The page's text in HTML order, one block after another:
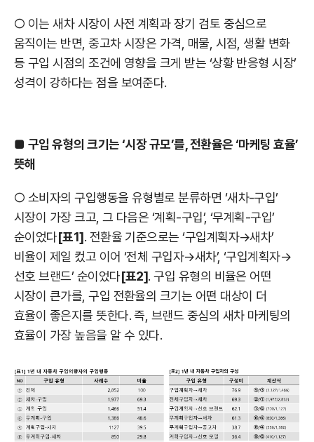
○ 이는 새차 시장이 사전 계획과 장기 검토 중심으로
움직이는 반면, 중고차 시장은 가격, 매물, 시점, 생활 변화
등 구입 시점의 조건에 영향을 크게 받는 ‘상황 반응형 시장’
성격이 강하다는 점을 보여준다.
■ 구입 유형의 크기는 ‘시장 규모’를, 전환율은 ‘마케팅 효율’
뜻해
○ 소비자의 구입행동을 유형별로 분류하면 ‘새차-구입’
시장이 가장 크고, 그 다음은 ‘계획-구입’, ‘무계획-구입’
순이었다[표1]. 전환율 기준으로는 ‘구입계획자→새차’
비율이 제일 컸고 이어 ‘전체 구입자→새차’, ‘구입계획자→
선호 브랜드’ 순이었다[표2]. 구입 유형의 비율은 어떤
시장이 큰가를, 구입 전환율의 크기는 어떤 대상이 더
효율이 좋은지를 뜻한다. 즉, 브랜드 중심의 새차 마케팅의
효율이 가장 높음을 알 수 있다.